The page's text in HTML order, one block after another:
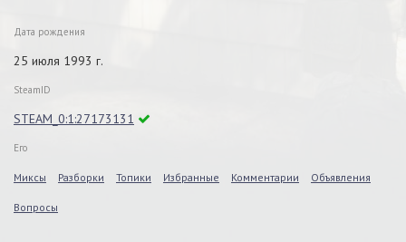
Дата рождения
25 июля 1993 г.
SteamID
STEAM_0:1:27173131
Его
Миксы Разборки Топики Избранные Комментарии Объявления
Вопросы